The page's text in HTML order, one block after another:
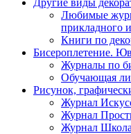
Другие виды
Любимые
прикладного
Книги по
Бисероплетение.
Журналы по
Обучающая
Рисунок,
Журнал
Журнал
Журнал